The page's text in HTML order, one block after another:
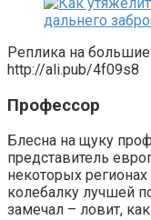
Реплика на
http://ali.pub/4f09s8
Профессор
Блесна на щуку
представитель
некоторых
колебалку лучшей
замечал – ловит,